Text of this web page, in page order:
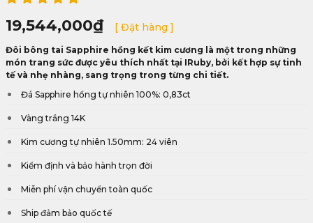
19,544,000₫ [ Đặt hàng ]
Đôi bông tai Sapphire hồng kết kim cương là một trong những
món trang sức được yêu thích nhất tại IRuby, bởi kết hợp sự tinh
tế và nhẹ nhàng, sang trọng trong từng chi tiết.
Đá Sapphire hồng tự nhiên 100%: 0,83ct
Vàng trắng 14K
Kim cương tự nhiên 1.50mm: 24 viên
Kiểm định và bảo hành trọn đời
Miễn phí vận chuyển toàn quốc
Ship đảm bảo quốc tế